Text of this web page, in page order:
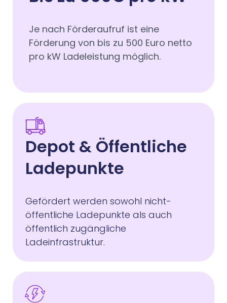
Je nach Förderaufruf ist eine
Förderung von bis zu 500 Euro netto
pro kW Ladeleistung möglich.
Depot & Öffentliche
Ladepunkte
Gefördert werden sowohl nicht-
öffentliche Ladepunkte als auch
öffentlich zugängliche
Ladeinfrastruktur.